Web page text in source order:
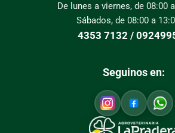
Seguinos en:
De lunes a viernes, de 08:00
Sábados, de 08:00 a
4353 7132 /